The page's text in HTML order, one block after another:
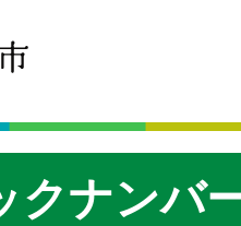
クナンバ